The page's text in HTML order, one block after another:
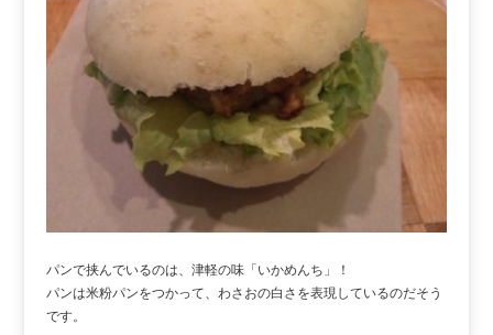
パンで挟んでいるのは、津軽の味「いかめんち」！
パンは米粉パンをつかって、わさおの白さを表現しているのだそう
です。